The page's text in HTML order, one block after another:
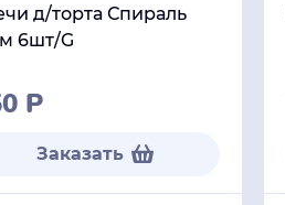
д/торта Спираль
6шт/G
Р
Заказать